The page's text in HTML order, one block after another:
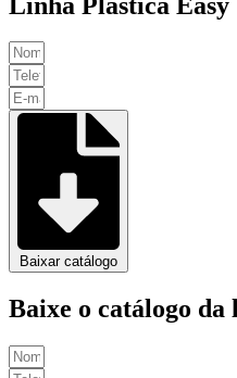
Baixar catálogo
Baixe o catálogo da